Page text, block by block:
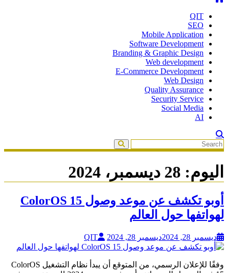
QIT
SEO
Mobile Application
Software Development
Branding & Graphic Design
Web development
E-Commerce Development
Web Design
Quality Assurance
Security Service
Social Media
AI
اليوم: 28 ديسمبر، 2024
أوبو تكشف عن موعد وصول ColorOS 15
لهواتفها حول العالم
ديسمبر 28, 2024 ديسمبر 28, 2024 QIT
وفقًا للإعلان الرسمي، من المتوقع أن يبدأ نظام التشغيل ColorOS